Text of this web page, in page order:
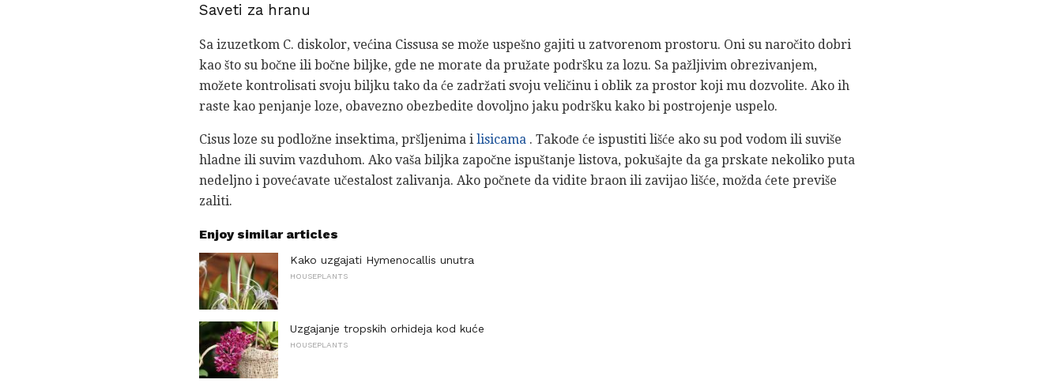
Saveti za hranu
Sa izuzetkom C. diskolor, većina Cissusa se može uspešno gajiti u zatvorenom prostoru. Oni su naročito dobri
kao što su bočne ili bočne biljke, gde ne morate da pružate podršku za lozu. Sa pažljivim obrezivanjem,
možete kontrolisati svoju biljku tako da će zadržati svoju veličinu i oblik za prostor koji mu dozvolite. Ako ih
raste kao penjanje loze, obavezno obezbedite dovoljno jaku podršku kako bi postrojenje uspelo.
Cisus loze su podložne insektima, pršljenima i lisicama . Takođe će ispustiti lišće ako su pod vodom ili suviše
hladne ili suvim vazduhom. Ako vaša biljka započne ispuštanje listova, pokušajte da ga prskate nekoliko puta
nedeljno i povećavate učestalost zalivanja. Ako počnete da vidite braon ili zavijao lišće, možda ćete previše
zaliti.
Enjoy similar articles
Kako uzgajati Hymenocallis unutra
HOUSEPLANTS
Uzgajanje tropskih orhideja kod kuće
HOUSEPLANTS